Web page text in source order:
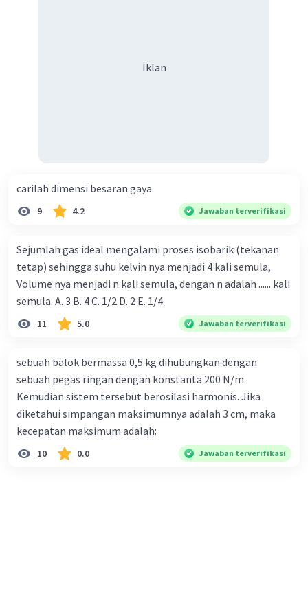
Iklan
Iklan
carilah dimensi besaran gaya
9 4.2 Jawaban terverifikasi
Sejumlah gas ideal mengalami proses isobarik (tekanan
tetap) sehingga suhu kelvin nya menjadi 4 kali semula,
Volume nya menjadi n kali semula, dengan n adalah ...... kali
semula. A. 3 B. 4 C. 1/2 D. 2 E. 1/4
11 5.0 Jawaban terverifikasi
sebuah balok bermassa 0,5 kg dihubungkan dengan
sebuah pegas ringan dengan konstanta 200 N/m.
Kemudian sistem tersebut berosilasi harmonis. Jika
diketahui simpangan maksimumnya adalah 3 cm, maka
kecepatan maksimum adalah:
10 0.0 Jawaban terverifikasi